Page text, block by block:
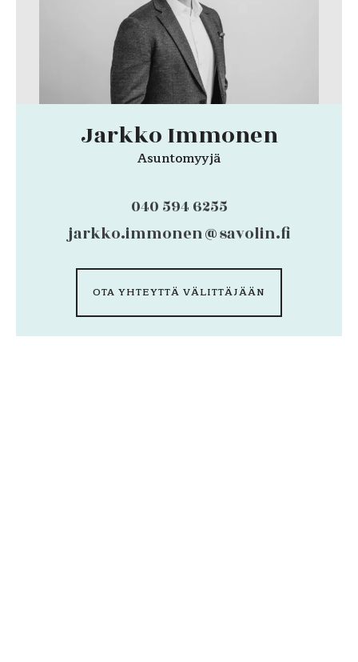
Jarkko Immonen
Asuntomyyjä
040 594 6255
jarkko.immonen@savolin.fi
OTA YHTEYTTÄ VÄLITTÄJÄÄN